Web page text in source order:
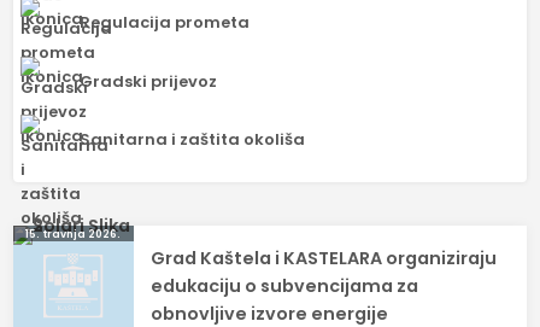
Regulacija prometa
Gradski prijevoz
Sanitarna i zaštita okoliša
Navigacija
objava
15. travnja 2026.
Grad Kaštela i KASTELARA organiziraju
edukaciju o subvencijama za
obnovljive izvore energije